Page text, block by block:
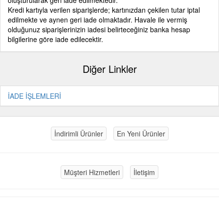
Kredi kartıyla verilen siparişlerde; kartınızdan çekilen tutar iptal
edilmekte ve aynen geri iade olmaktadır. Havale ile vermiş
olduğunuz siparişlerinizin iadesi belirteceğiniz banka hesap
bilgilerine göre iade edilecektir.
Diğer Linkler
İADE İŞLEMLERİ
İndirimli Ürünler En Yeni Ürünler
Müşteri Hizmetleri İletişim